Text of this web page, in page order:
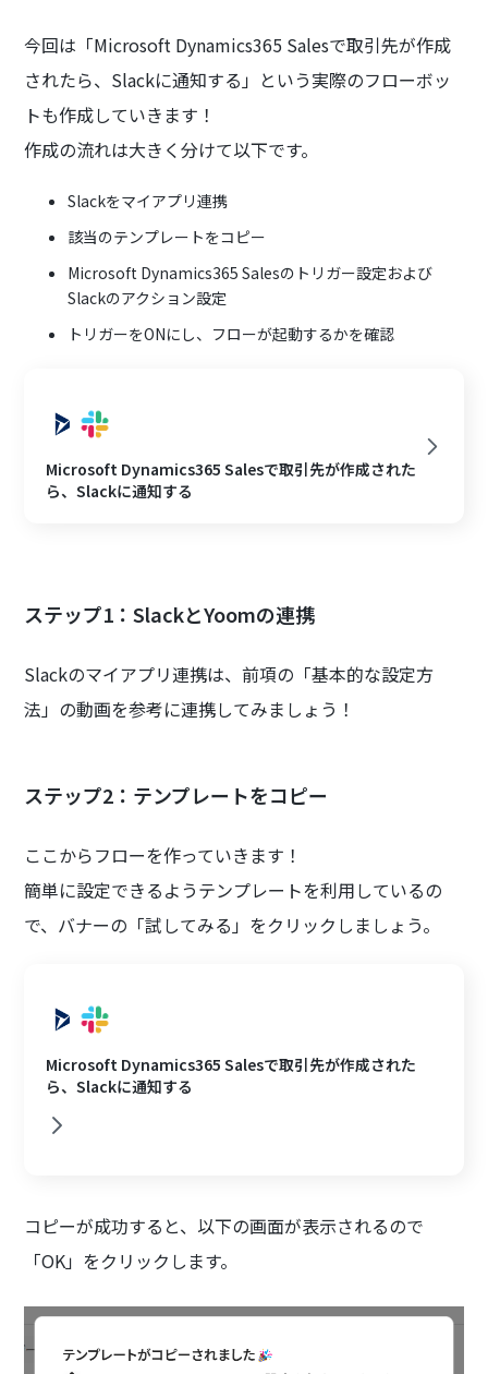
今回は「Microsoft Dynamics365 Salesで取引先が作成
されたら、Slackに通知する」という実際のフローボッ
トも作成していきます！
作成の流れは大きく分けて以下です。
Slackをマイアプリ連携
該当のテンプレートをコピー
Microsoft Dynamics365 Salesのトリガー設定および
Slackのアクション設定
トリガーをONにし、フローが起動するかを確認
Microsoft Dynamics365 Salesで取引先が作成された
ら、Slackに通知する
ステップ1：SlackとYoomの連携
Slackのマイアプリ連携は、前項の「基本的な設定方
法」の動画を参考に連携してみましょう！
ステップ2：テンプレートをコピー
ここからフローを作っていきます！
簡単に設定できるようテンプレートを利用しているの
で、バナーの「試してみる」をクリックしましょう。
Microsoft Dynamics365 Salesで取引先が作成された
ら、Slackに通知する
コピーが成功すると、以下の画面が表示されるので
「OK」をクリックします。